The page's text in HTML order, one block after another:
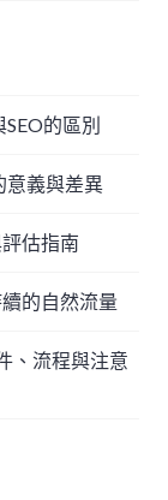
的區別
意義與差異
估指南
的自然流量
、流程與注意